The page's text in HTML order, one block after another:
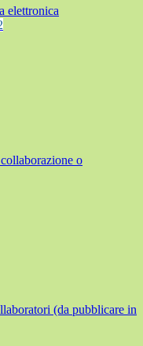
elettronica
o
(da pubblicare in